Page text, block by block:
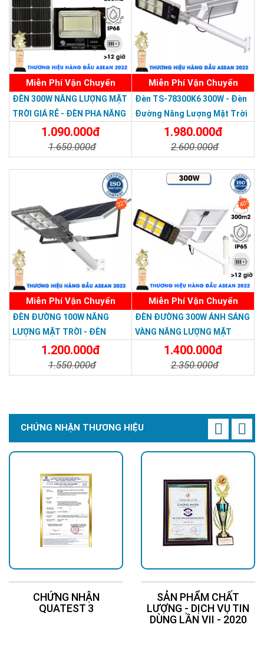
độ sáng mạnh, bảo hành 5 năm
Thương hiệu dẫn đầu Việt Nam 2023
Miễn Phí Vận Chuyển
ĐÈN 300W NĂNG LƯỢNG MẶT
TRỜI GIÁ RẺ - ĐÈN PHA NĂNG
LƯỢNG MẶT TRỜI 300W MẪU
1.090.000đ
1.650.000đ
Miễn Phí Vận Chuyển
Đèn TS-78300K6 300W - Đèn
Đường Năng Lượng Mặt Trời
300W TS-78300K6 - Solar
Light 300W
1.980.000đ
2.600.000đ
22%
Miễn Phí Vận Chuyển
ĐÈN ĐƯỜNG 100W NĂNG
LƯỢNG MẶT TRỜI - ĐÈN
ĐƯỜNG NĂNG LƯỢNG MẶT
TRỜI 100W GIÁ RẺ - Solar
Light 100W
1.200.000đ
1.550.000đ
40%
Miễn Phí Vận Chuyển
ĐÈN ĐƯỜNG 300W ÁNH SÁNG
VÀNG NĂNG LƯỢNG MẶT
TRỜI - Solar Light 300W
1.400.000đ
2.350.000đ
CHỨNG NHẬN THƯƠNG HIỆU
CHỨNG NHẬN
QUATEST 3
SẢN PHẨM CHẤT
LƯỢNG - DỊCH VỤ TIN
DÙNG LẦN VII - 2020